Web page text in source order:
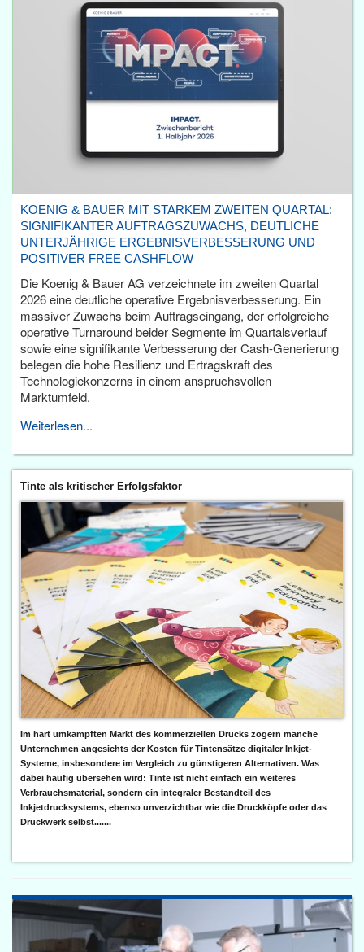
KOENIG & BAUER MIT STARKEM ZWEITEN QUARTAL:
SIGNIFIKANTER AUFTRAGSZUWACHS, DEUTLICHE
UNTERJÄHRIGE ERGEBNISVERBESSERUNG UND
POSITIVER FREE CASHFLOW
Die Koenig & Bauer AG verzeichnete im zweiten Quartal
2026 eine deutliche operative Ergebnisverbesserung. Ein
massiver Zuwachs beim Auftragseingang, der erfolgreiche
operative Turnaround beider Segmente im Quartalsverlauf
sowie eine signifikante Verbesserung der Cash-Generierung
belegen die hohe Resilienz und Ertragskraft des
Technologiekonzerns in einem anspruchsvollen
Marktumfeld.
Weiterlesen...
Tinte als kritischer Erfolgsfaktor
Im hart umkämpften Markt des kommerziellen Drucks zögern manche
Unternehmen angesichts der Kosten für Tintensätze digitaler Inkjet-
Systeme, insbesondere im Vergleich zu günstigeren Alternativen. Was
dabei häufig übersehen wird: Tinte ist nicht einfach ein weiteres
Verbrauchsmaterial, sondern ein integraler Bestandteil des
Inkjetdrucksystems, ebenso unverzichtbar wie die Druckköpfe oder das
Druckwerk selbst.......